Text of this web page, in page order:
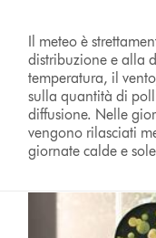
Il meteo è
distribuzione e alla
temperatura, il
sulla quantità di
diffusione. Nelle
vengono rilasciati
giornate calde e